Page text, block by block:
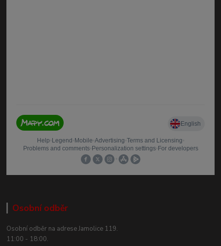
Osobní odběr
Osobní odběr na adrese Jamolice 119.
11:00 - 18:00.